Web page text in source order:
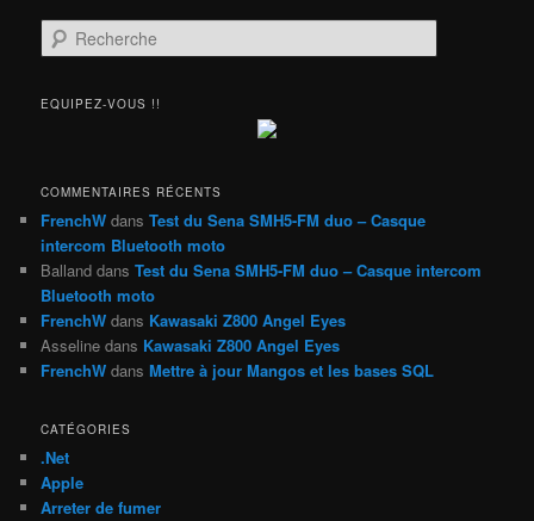
e
h
h
e
EQUIPEZ-VOUS !!
COMMENTAIRES RÉCENTS
FrenchW dansTest du Sena SMH5-FM duo – Casque
intercom Bluetooth moto
Balland dansTest du Sena SMH5-FM duo – Casque intercom
Bluetooth moto
FrenchW dans Kawasaki Z800 Angel Eyes
Asseline dans Kawasaki Z800 Angel Eyes
FrenchW dansMettre à jour Mangos et les bases SQL
CATÉGORIES
.Net
Apple
Arreter de fumer